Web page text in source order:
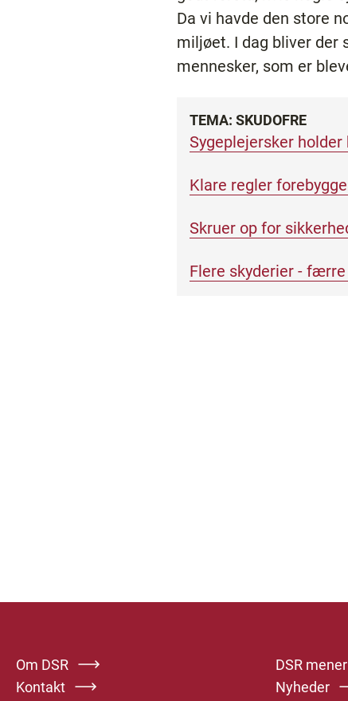
Da vi havde den store
miljøet. I dag bliver der
mennesker, som er
TEMA: SKUDOFRE
Sygeplejersker
Klare regler
Skruer op for
Flere skyderier -
Om DSR
DSR mener
Kontakt
Nyheder